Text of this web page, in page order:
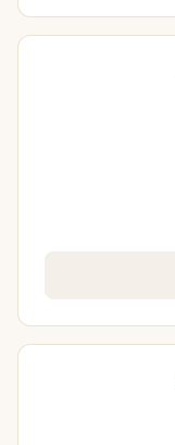
なので、過去
向が分析され
キストを使い
どのようなお
なお宅とか、
も行ったりし
されるような
す。
日本とイギリ